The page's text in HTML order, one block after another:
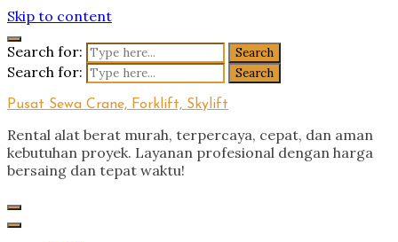
Skip to content
Search for:
Search for:
Pusat Sewa Crane, Forklift, Skylift
Rental alat berat murah, terpercaya, cepat, dan aman
kebutuhan proyek. Layanan profesional dengan harga
bersaing dan tepat waktu!